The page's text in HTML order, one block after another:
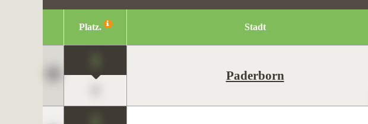
Platz. Stadt
Paderborn